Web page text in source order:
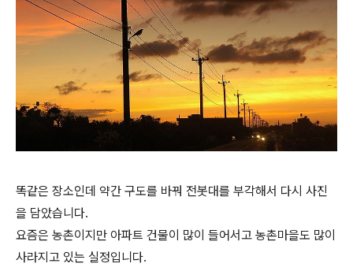
똑같은 장소인데 약간 구도를 바꿔 전봇대를 부각해서 다시 사진
을 담았습니다.
요즘은 농촌이지만 아파트 건물이 많이 들어서고 농촌마을도 많이
사라지고 있는 실정입니다.